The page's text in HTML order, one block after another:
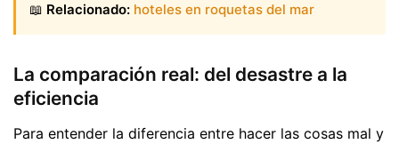
📖 Relacionado: hoteles en roquetas del mar
La comparación real: del desastre a la
eficiencia
Para entender la diferencia entre hacer las cosas mal y